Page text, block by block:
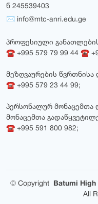
ნ 245539403
✉ info@mtc-anri.edu.ge
პროფესიული
☎ +995 579 79 99 44 ☎
მეზღვაურების
☎ +995 579 23 44 99;
პერსონალურ მონაცემთა
მონაცემთა
☎ +995 591 800 982;
© Copyright
Batumi
All